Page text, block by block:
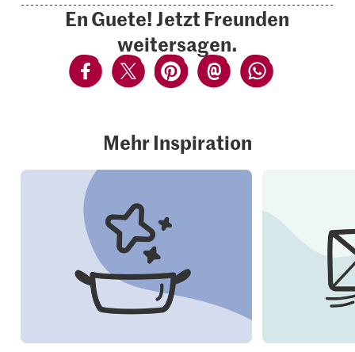
En Guete! Jetzt Freunden
weitersagen.
Mehr Inspiration